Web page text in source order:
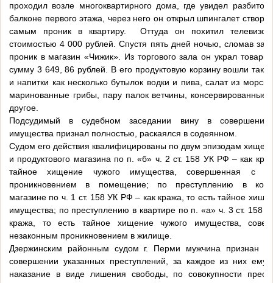
проходил возле многоквартирного дома, где увидел разбитое
балконе первого этажа, через него он открыл шпингалет
самым проник в квартиру. Оттуда он похитил
стоимостью 4 000 рублей. Спустя пять дней ночью, сломав
проник в магазин «Чижик». Из торгового зала он украл
сумму 3 649, 86 рублей. В его продуктовую корзину вошли
и напитки как несколько бутылок водки и пива, салат из
маринованные грибы, пару палок ветчины, консервированные
другое.
Подсудимый в судебном заседании вину в
имущества признал полностью, раскаялся в содеянном.
Судом его действия квалифицированы по двум эпизодам
и продуктового магазина по п. «б» ч. 2 ст. 158 УК РФ – как
тайное хищение чужого имущества, совершенная с
проникновением в помещение; по преступлению в
магазине по ч. 1 ст. 158 УК РФ – как кража, то есть тайное
имущества; по преступлению в квартире по п. «а» ч. 3 ст. 158
кража, то есть тайное хищение чужого имущества,
незаконным проникновением в жилище.
Дзержинским районным судом г. Перми мужчина признан
совершении указанных преступлений, за каждое из них ему
наказание в виде лишения свободы, по совокупности